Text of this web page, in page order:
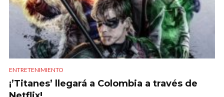
ENTRETENIMIENTO
¡’Titanes’ llegará a Colombia a través de